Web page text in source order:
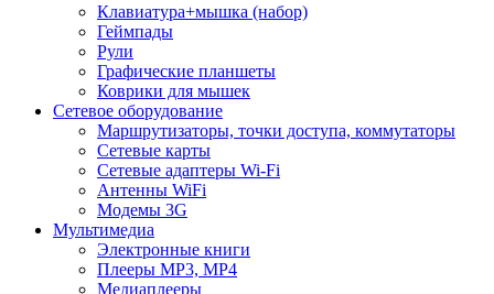
Клавиатура+мышка (набор)
Геймпады
Рули
Графические планшеты
Коврики для мышек
Сетевое оборудование
Маршрутизаторы, точки доступа, коммутаторы
Сетевые карты
Сетевые адаптеры Wi-Fi
Антенны WiFi
Модемы 3G
Мультимедиа
Электронные книги
Плееры MP3, MP4
Медиаплееры